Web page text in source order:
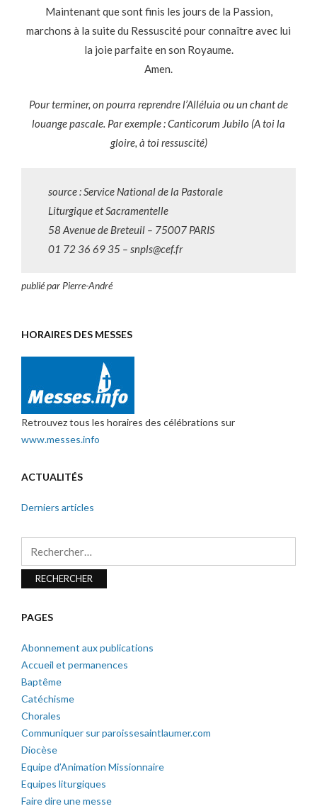
Maintenant que sont finis les jours de la Passion,
marchons à la suite du Ressuscité pour connaître avec lui
la joie parfaite en son Royaume.
Amen.
Pour terminer, on pourra reprendre l’Alléluia ou un chant de
louange pascale. Par exemple : Canticorum Jubilo (A toi la
gloire, à toi ressuscité)
source : Service National de la Pastorale
Liturgique et Sacramentelle
58 Avenue de Breteuil – 75007 PARIS
01 72 36 69 35 – snpls@cef.fr
publié par Pierre-André
HORAIRES DES MESSES
Retrouvez tous les horaires des célébrations sur
www.messes.info
ACTUALITÉS
Derniers articles
Rechercher :
PAGES
Abonnement aux publications
Accueil et permanences
Baptême
Catéchisme
Chorales
Communiquer sur paroissesaintlaumer.com
Diocèse
Equipe d’Animation Missionnaire
Equipes liturgiques
Faire dire une messe